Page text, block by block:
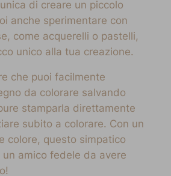
di creare un piccolo
anche sperimentare con
come acquerelli o pastelli,
unico alla tua creazione.
che puoi facilmente
da colorare salvando
stamparla direttamente
subito a colorare. Con un
colore, questo simpatico
amico fedele da avere